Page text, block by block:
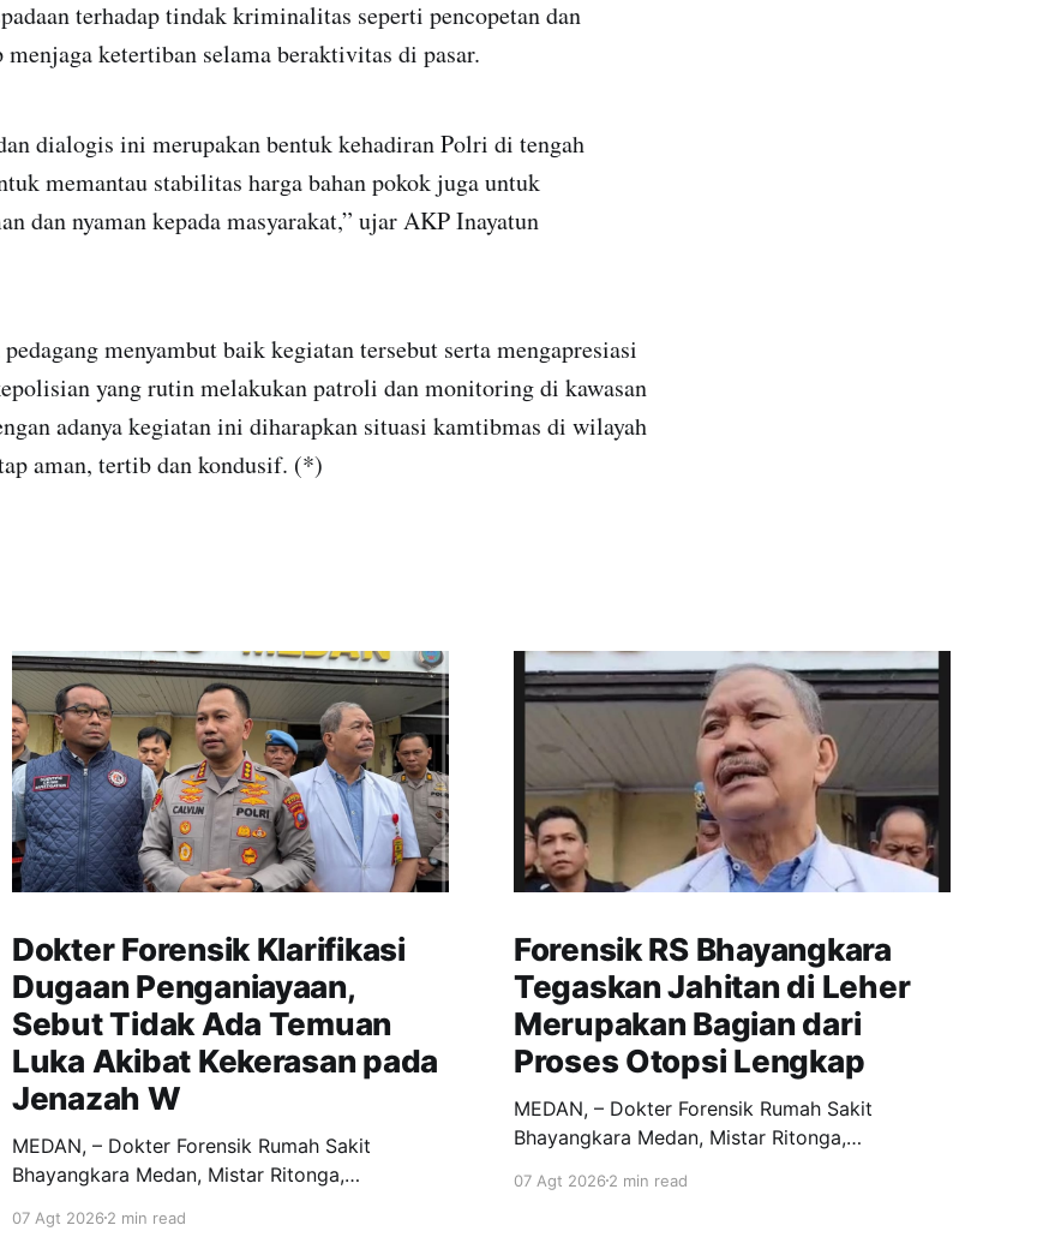
terhadap tindak kriminalitas seperti pencopetan dan
menjaga ketertiban selama beraktivitas di pasar.
dialogis ini merupakan bentuk kehadiran Polri di tengah
memantau stabilitas harga bahan pokok juga untuk
dan nyaman kepada masyarakat,” ujar AKP Inayatun
menyambut baik kegiatan tersebut serta mengapresiasi
yang rutin melakukan patroli dan monitoring di kawasan
adanya kegiatan ini diharapkan situasi kamtibmas di wilayah
aman, tertib dan kondusif. (*)
Dokter Forensik Klarifikasi
Dugaan Penganiayaan,
Sebut Tidak Ada Temuan
Luka Akibat Kekerasan pada
Jenazah W
MEDAN, – Dokter Forensik Rumah Sakit
Bhayangkara Medan, Mistar Ritonga,
kekerasan pada tubuh W (30), mantan istri
07 Agt 20262 min read
Forensik RS Bhayangkara
Tegaskan Jahitan di Leher
Merupakan Bagian dari
Proses Otopsi Lengkap
MEDAN, – Dokter Forensik Rumah Sakit
Bhayangkara Medan, Mistar Ritonga,
kekerasan pada tubuh W (30), mantan istri
07 Agt 20262 min read